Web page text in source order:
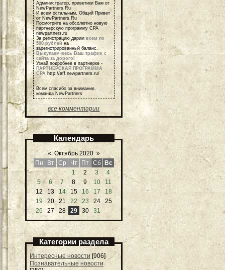
Администратор, приветики Вам от
NewPartners.Ru
И всем остальным, Общий Привет
от NewPartners.Ru
Посмотрите на обсолютно новую
партнерскую программу СРА
newpartners.ru
За регистрацию дарим всем по
500 рублей на
зарегистрированный баланс.
Выкупаем весь Ваш трафик с
сайта за дорого!
Узнай подробнее в партнерке -
ПАРТНЕРСКАЯ ПРОГРАММА
СРА http://aff.newpartners.ru/
Всем спасибо за внимание,
команда NewPartners
все комментарии
Календарь
« Октябрь 2020 »
Пн
Вт Ср Чт Пт Сб
Вс
1
2 3
4
5
6 7 8 9 10
11
12
13 14 15 16 17
18
19
20 21 22 23 24
25
26
27 28 29 30 31
Категории раздела
Интересные новости [906]
Познавательные новости